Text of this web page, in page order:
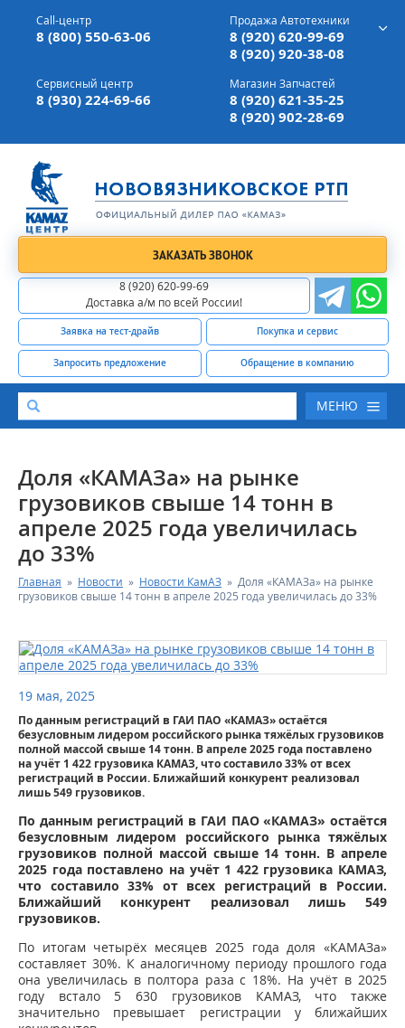
г. Вязники,ул. Механизаторов, д 90
Доставка а/м,по всей России
Call-центр
8 (800) 550-63-06
Продажа Автотехники
8 (920) 620-99-69
8 (920) 920-38-08
Сервисный центр
8 (930) 224-69-66
Магазин Запчастей
8 (920) 621-35-25
8 (920) 902-28-69
ЗАКАЗАТЬ ЗВОНОК
8 (920) 620-99-69
Доставка а/м по всей России!
Заявка на тест-драйв Покупка и сервис
Запросить предложение Обращение в компанию
МЕНЮ
КАТАЛОГ АВТОТЕХНИКИ
СЕРВИС И ГАРАНТИЙНЫЕ ОБЯЗАТЕЛЬСТВА
ЗАПАСНЫЕ ЧАСТИ
РЕМОНТ ДВИГАТЕЛЕЙ КАМАЗ
ФИНАНСОВЫЙ СЕРВИС
ФОТОГАЛЕРЕЯ
КОНТАКТНАЯ ИНФОРМАЦИЯ
Доля «КАМАЗа» на рынке
грузовиков свыше 14 тонн в
апреле 2025 года увеличилась
до 33%
Главная » Новости » Новости КамАЗ » Доля «КАМАЗа» на рынке
грузовиков свыше 14 тонн в апреле 2025 года увеличилась до 33%
19 мая, 2025
По данным регистраций в ГАИ ПАО «КАМАЗ» остаётся
безусловным лидером российского рынка тяжёлых грузовиков
полной массой свыше 14 тонн. В апреле 2025 года поставлено
на учёт 1 422 грузовика КАМАЗ, что составило 33% от всех
регистраций в России. Ближайший конкурент реализовал
лишь 549 грузовиков.
По данным регистраций в ГАИ ПАО «КАМАЗ» остаётся
безусловным лидером российского рынка тяжёлых
грузовиков полной массой свыше 14 тонн. В апреле
2025 года поставлено на учёт 1 422 грузовика КАМАЗ,
что составило 33% от всех регистраций в России.
Ближайший конкурент реализовал лишь 549
грузовиков.
По итогам четырёх месяцев 2025 года доля «КАМАЗа»
составляет 30%. К аналогичному периоду прошлого года
она увеличилась в полтора раза с 18%. На учёт в 2025
году встало 5 630 грузовиков КАМАЗ, что также
значительно превышает регистрации у ближайших